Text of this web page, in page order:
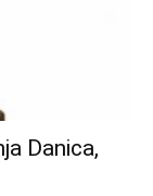
Danica,